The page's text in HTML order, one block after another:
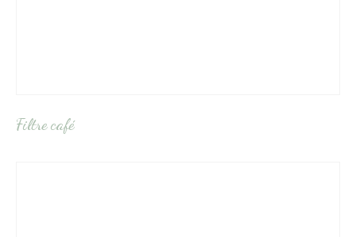
Filtre café